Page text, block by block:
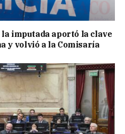
imputada aportó la clave
y volvió a la Comisaría